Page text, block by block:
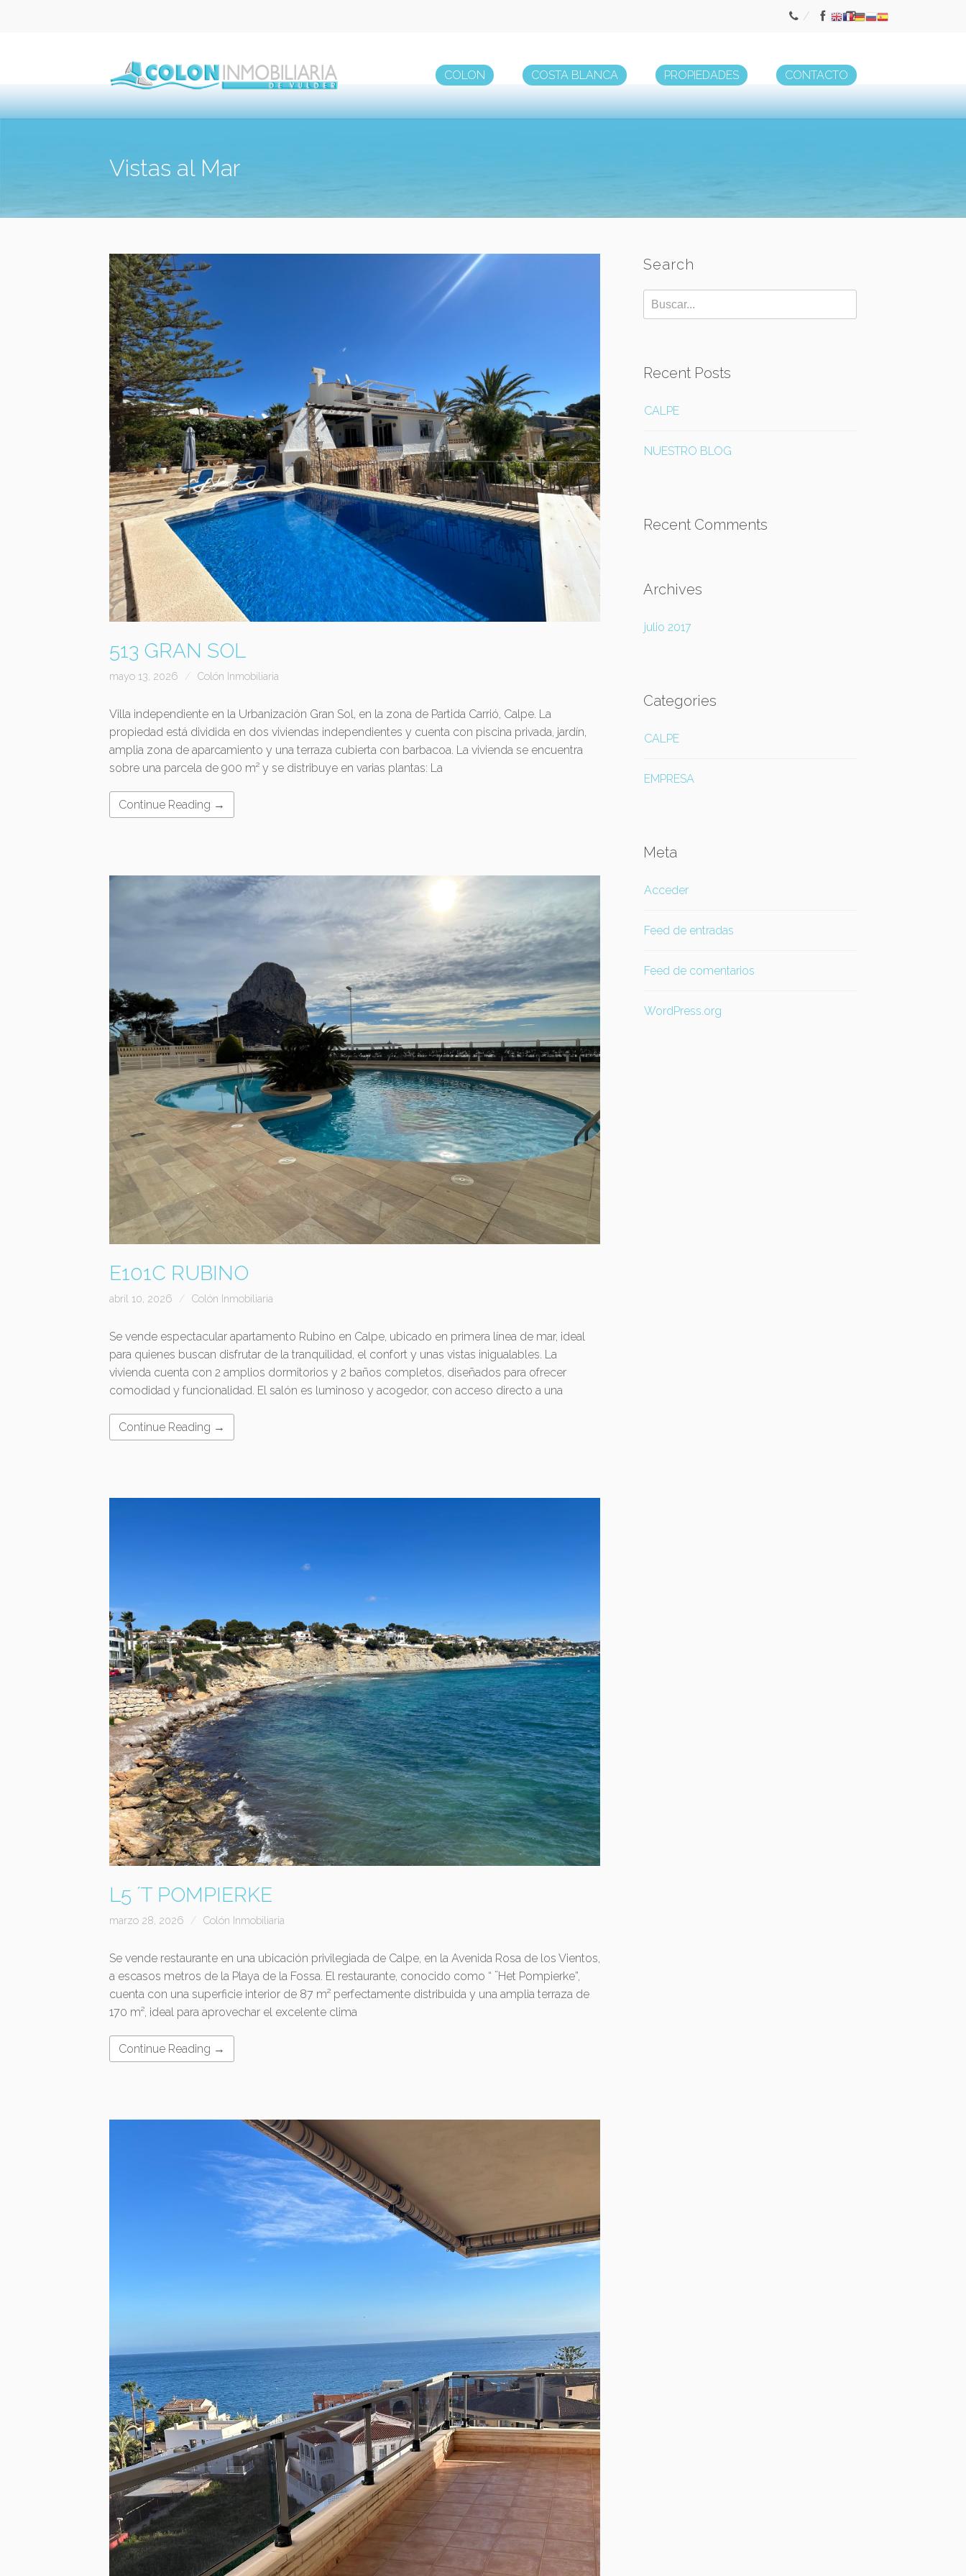
COLON COSTA BLANCA PROPIEDADES CONTACTO
Vistas al Mar
513 GRAN SOL
mayo 13, 2026 Colón Inmobiliaria
Villa independiente en la Urbanización Gran Sol, en la zona de Partida Carrió, Calpe. La
propiedad está dividida en dos viviendas independientes y cuenta con piscina privada, jardín,
amplia zona de aparcamiento y una terraza cubierta con barbacoa. La vivienda se encuentra
sobre una parcela de 900 m² y se distribuye en varias plantas: La
Continue Reading →
E101C RUBINO
abril 10, 2026 Colón Inmobiliaria
Se vende espectacular apartamento Rubino en Calpe, ubicado en primera línea de mar, ideal
para quienes buscan disfrutar de la tranquilidad, el confort y unas vistas inigualables. La
vivienda cuenta con 2 amplios dormitorios y 2 baños completos, diseñados para ofrecer
comodidad y funcionalidad. El salón es luminoso y acogedor, con acceso directo a una
Continue Reading →
L5 ´T POMPIERKE
marzo 28, 2026 Colón Inmobiliaria
Se vende restaurante en una ubicación privilegiada de Calpe, en la Avenida Rosa de los Vientos,
a escasos metros de la Playa de la Fossa. El restaurante, conocido como “ ¨Het Pompierke”,
cuenta con una superficie interior de 87 m² perfectamente distribuida y una amplia terraza de
170 m², ideal para aprovechar el excelente clima
Continue Reading →
Search
Recent Posts
CALPE
NUESTRO BLOG
Recent Comments
Archives
julio 2017
Categories
CALPE
EMPRESA
Meta
Acceder
Feed de entradas
Feed de comentarios
WordPress.org